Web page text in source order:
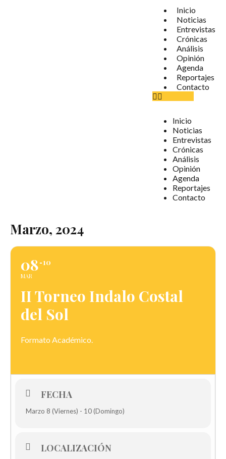
Inicio
Noticias
Entrevistas
Crónicas
Análisis
Opinión
Agenda
Reportajes
Contacto
Inicio
Noticias
Entrevistas
Crónicas
Análisis
Opinión
Agenda
Reportajes
Contacto
Marzo, 2024
08
MAR
10
II Torneo Indalo Costal
del Sol
Formato Académico.
FECHA
Marzo 8 (Viernes) - 10 (Domingo)
LOCALIZACIÓN